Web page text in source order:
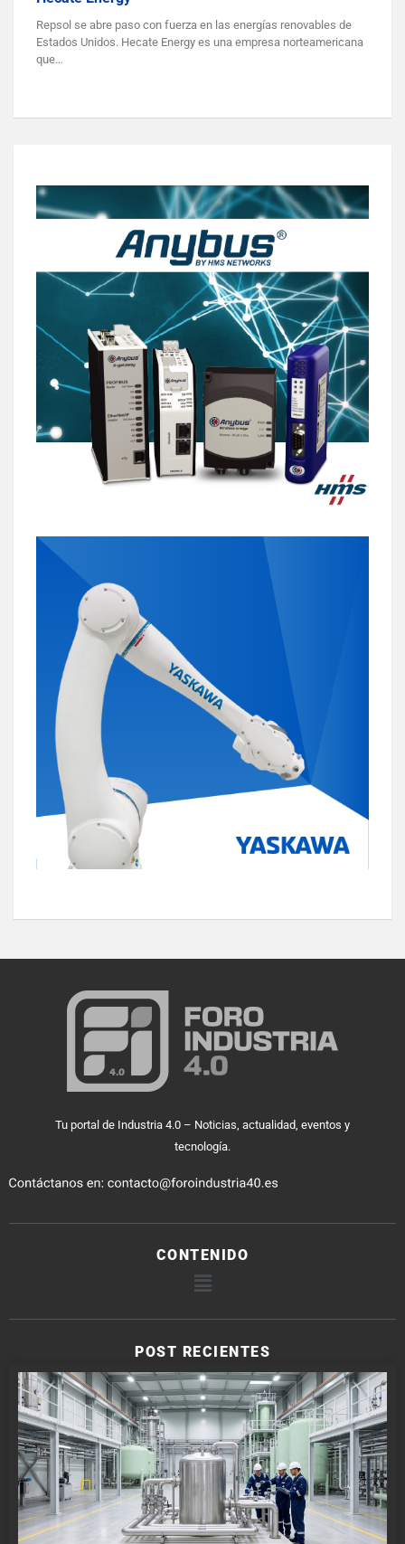
Repsol se abre paso con fuerza en las energías renovables de
Estados Unidos. Hecate Energy es una empresa norteamericana
que…
Tu portal de Industria 4.0 – Noticias, actualidad, eventos y
tecnología.
CONTENIDO
POST RECIENTES